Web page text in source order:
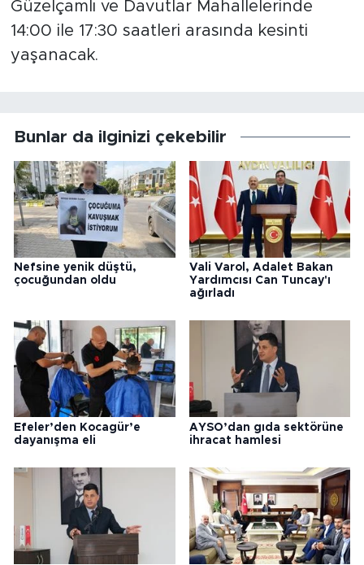
Güzelçamlı ve Davutlar Mahallelerinde
14:00 ile 17:30 saatleri arasında kesinti
yaşanacak.
Bunlar da ilginizi çekebilir
Nefsine yenik düştü,
çocuğundan oldu
Vali Varol, Adalet Bakan
Yardımcısı Can Tuncay'ı
ağırladı
Efeler’den Kocagür’e
dayanışma eli
AYSO’dan gıda sektörüne
ihracat hamlesi